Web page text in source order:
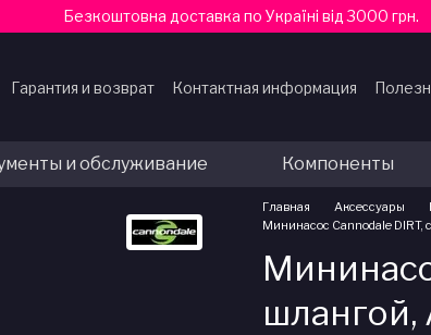
Безкоштовна доставка по Україні від 3000 грн.
Гарантия и возврат Контактная информация
и обслуживание Компоненты
Главная Аксессуары
Мининасос Cannodale DIRT,
шлангой,